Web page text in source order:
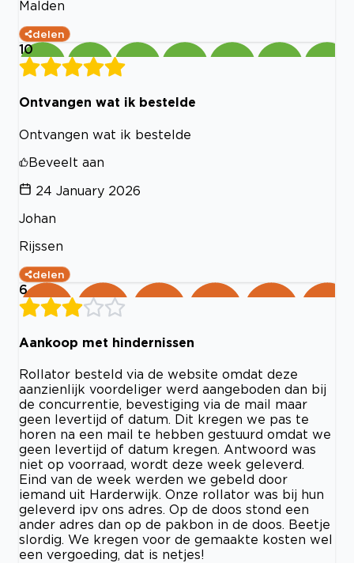
Malden
delen
10
Ontvangen wat ik bestelde
Ontvangen wat ik bestelde
Beveelt aan
24 January 2026
Johan
Rijssen
delen
6
Aankoop met hindernissen
Rollator besteld via de website omdat deze
aanzienlijk voordeliger werd aangeboden dan bij
de concurrentie, bevestiging via de mail maar
geen levertijd of datum. Dit kregen we pas te
horen na een mail te hebben gestuurd omdat we
geen levertijd of datum kregen. Antwoord was
niet op voorraad, wordt deze week geleverd.
Eind van de week werden we gebeld door
iemand uit Harderwijk. Onze rollator was bij hun
geleverd ipv ons adres. Op de doos stond een
ander adres dan op de pakbon in de doos. Beetje
slordig. We kregen voor de gemaakte kosten wel
een vergoeding, dat is netjes!